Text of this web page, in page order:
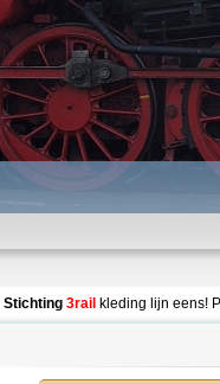
Stichting 3rail kleding lijn eens!